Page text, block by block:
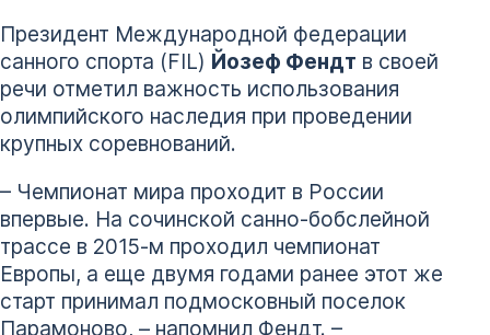
Президент Международной федерации
санного спорта (FIL) Йозеф Фендт в своей
речи отметил важность использования
олимпийского наследия при проведении
крупных соревнований.
– Чемпионат мира проходит в России
впервые. На сочинской санно-бобслейной
трассе в 2015-м проходил чемпионат
Европы, а еще двумя годами ранее этот же
старт принимал подмосковный поселок
Парамоново, – напомнил Фендт. –